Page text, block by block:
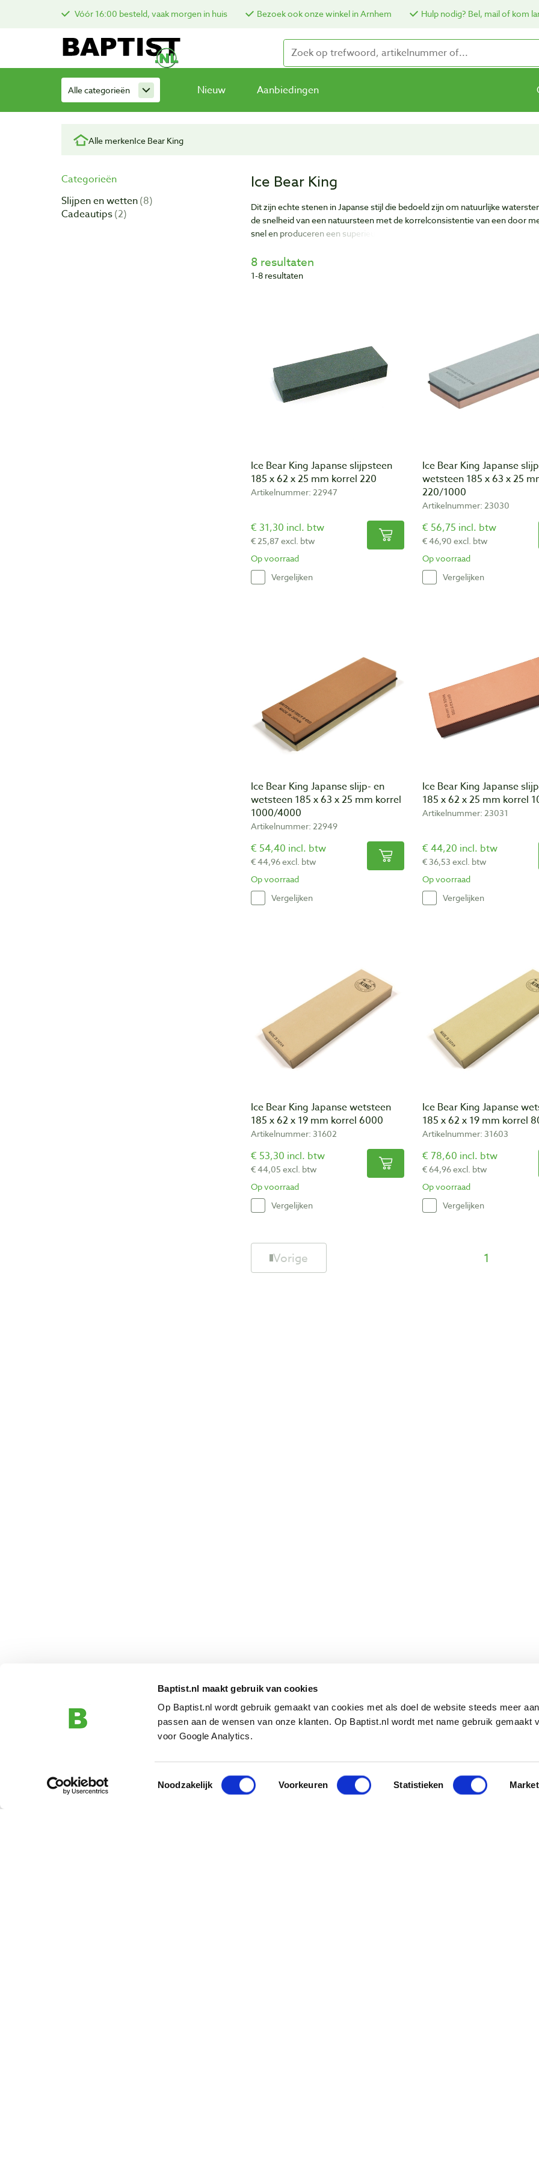
Baptist.nl maakt gebruik van cookies
Op Baptist.nl wordt gebruik gemaakt van cookies met als doel de website steeds meer
passen aan de wensen van onze klanten. Op Baptist.nl wordt met name gebruik gemaakt
voor Google Analytics.
Toestemmingsselectie
Noodzakelijk
Voorkeuren Statistieken
Vóór 16:00 besteld, vaak morgen in huis Bezoek ook onze winkel in Arnhem Hulp nodig? Bel, mail of kom
Alle categorieën Nieuw Aanbiedingen
Alle merkenIce Bear King
Categorieën
Slijpen en wetten 8
Cadeautips 2
Ice Bear King
Dit zijn echte stenen in Japanse stijl die bedoeld zijn om natuurlijke
de snelheid van een natuursteen met de korrelconsistentie van een door
snel en produceren een superieur kraspatroon die nodig is om eenvoudig
8 resultaten
1-8 resultaten
Ice Bear King Japanse slijpsteen
185 x 62 x 25 mm korrel 220
Artikelnummer: 22947
€ 31,30 incl. btw
€ 25,87 excl. btw
Op voorraad
Vergelijken
Ice Bear King Japanse
wetsteen 185 x 63 x 25
220/1000
Artikelnummer: 23030
€ 56,75 incl. btw
€ 46,90 excl. btw
Op voorraad
Vergelijken
Ice Bear King Japanse slijp- en
wetsteen 185 x 63 x 25 mm korrel
1000/4000
Artikelnummer: 22949
€ 54,40 incl. btw
€ 44,96 excl. btw
Op voorraad
Vergelijken
Ice Bear King Japanse
185 x 62 x 25 mm korrel
Artikelnummer: 23031
€ 44,20 incl. btw
€ 36,53 excl. btw
Op voorraad
Vergelijken
Ice Bear King Japanse wetsteen
185 x 62 x 19 mm korrel 6000
Artikelnummer: 31602
€ 53,30 incl. btw
€ 44,05 excl. btw
Op voorraad
Vergelijken
Ice Bear King Japanse
185 x 62 x 19 mm korrel
Artikelnummer: 31603
€ 78,60 incl. btw
€ 64,96 excl. btw
Op voorraad
Vergelijken
Vorige 1